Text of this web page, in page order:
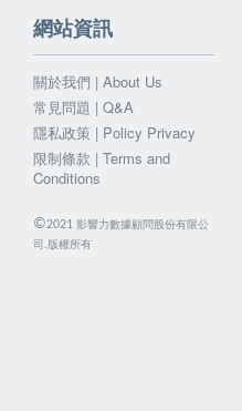
網站資訊
關於我們 | About Us
常見問題 | Q&A
隱私政策 | Policy Privacy
限制條款 | Terms and
Conditions
©2021 影響力數據顧問股份有限公
司.版權所有